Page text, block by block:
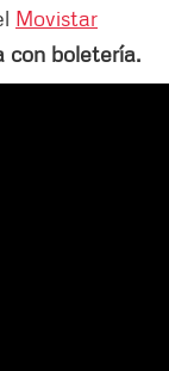
Movistar
con boletería.